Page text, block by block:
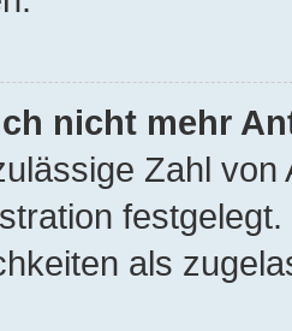
nicht mehr
Zahl
als